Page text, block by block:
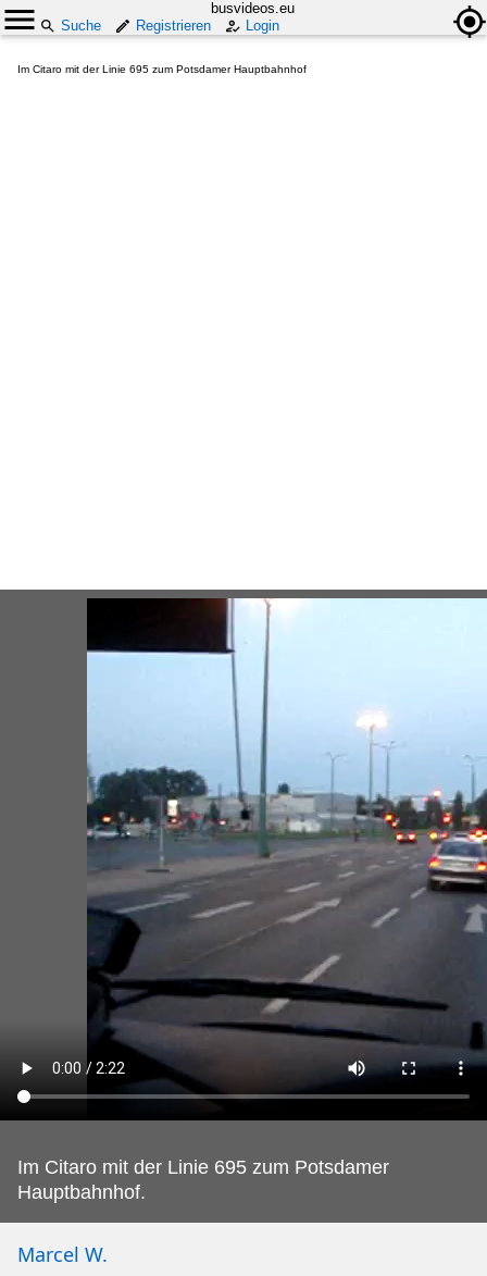
busvideos.eu
Suche
Registrieren Login
Im Citaro mit der Linie 695 zum Potsdamer Hauptbahnhof
Im Citaro mit der Linie 695 zum Potsdamer
Hauptbahnhof.
Marcel W.